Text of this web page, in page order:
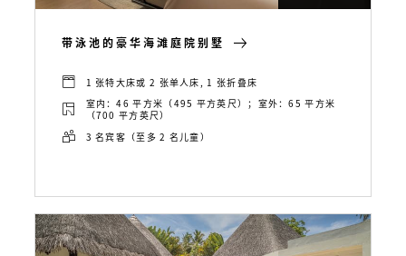
带泳池的豪华海滩庭院别墅
1 张特大床或 2 张单人床, 1 张折叠床
室内：46 平方米（495 平方英尺）；室外：65 平方米
（700 平方英尺）
3 名宾客（至多 2 名儿童）